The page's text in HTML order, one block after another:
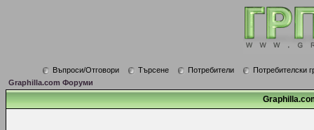
Въпроси/Отговори Търсене Потребители
Потребителски
Graphilla.com Форуми